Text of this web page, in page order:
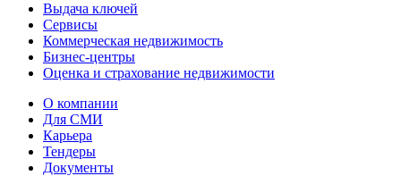
Выдача ключей
Сервисы
Коммерческая недвижимость
Бизнес-центры
Оценка и страхование недвижимости
О компании
Для СМИ
Карьера
Тендеры
Документы